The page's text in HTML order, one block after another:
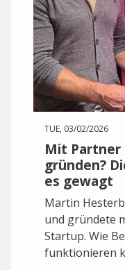
TUE, 03/02/2026
Mit
gründen?
es gewagt
Martin
und gründete
Startup. Wie
funktionieren